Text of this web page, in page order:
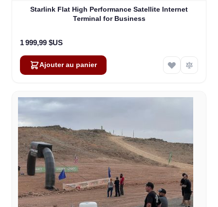
Starlink Flat High Performance Satellite Internet
Terminal for Business
1 999,99 $US
Ajouter au panier